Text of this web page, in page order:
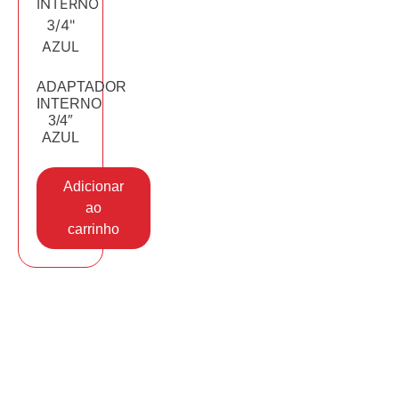
ADAPTADOR
INTERNO
3/4″
AZUL
Adicionar
ao
carrinho